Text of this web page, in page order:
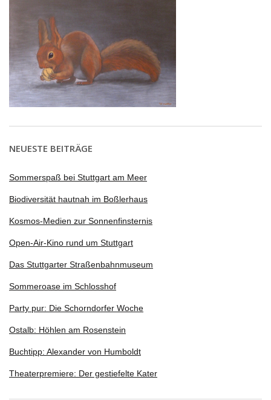
NEUESTE BEITRÄGE
Sommerspaß bei Stuttgart am Meer
Biodiversität hautnah im Boßlerhaus
Kosmos-Medien zur Sonnenfinsternis
Open-Air-Kino rund um Stuttgart
Das Stuttgarter Straßenbahnmuseum
Sommeroase im Schlosshof
Party pur: Die Schorndorfer Woche
Ostalb: Höhlen am Rosenstein
Buchtipp: Alexander von Humboldt
Theaterpremiere: Der gestiefelte Kater